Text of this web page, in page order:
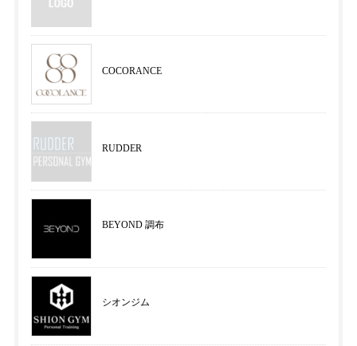
COCORANCE
RUDDER
BEYOND 調布
シオンジム